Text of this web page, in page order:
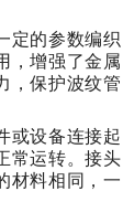
定的参数编织
，增强了金属
，保护波纹管
或设备连接起
常运转。接头
材料相同，一